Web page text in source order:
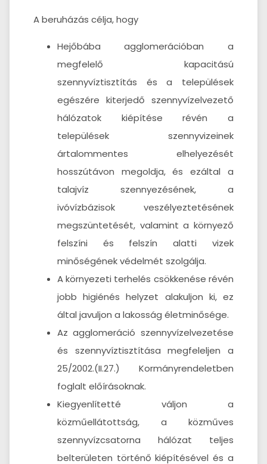
A beruházás célja, hogy
Hejőbába agglomerációban a
megfelelő kapacitású
szennyvíztisztítás és a települések
egészére kiterjedő szennyvízelvezető
hálózatok kiépítése révén a
települések szennyvizeinek
ártalommentes elhelyezését
hosszútávon megoldja, és ezáltal a
talajvíz szennyezésének, a
ivóvízbázisok veszélyeztetésének
megszüntetését, valamint a környező
felszíni és felszín alatti vizek
minőségének védelmét szolgálja.
A környezeti terhelés csökkenése révén
jobb higiénés helyzet alakuljon ki, ez
által javuljon a lakosság életminősége.
Az agglomeráció szennyvízelvezetése
és szennyvíztisztítása megfeleljen a
25/2002.(II.27.) Kormányrendeletben
foglalt előírásoknak.
Kiegyenlítetté váljon a
közműellátottság, a közműves
szennyvízcsatorna hálózat teljes
belterületen történő kiépítésével és a